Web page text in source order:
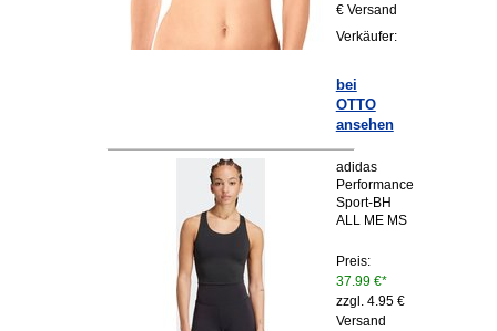
€ Versand
Verkäufer:
bei
OTTO
ansehen
adidas
Performance
Sport-BH
ALL ME MS
Preis:
37.99 €*
zzgl. 4.95 €
Versand